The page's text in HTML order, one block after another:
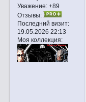
Уважение: +89
Отзывы:
Последний визит:
19.05.2026 22:13
Моя коллекция: